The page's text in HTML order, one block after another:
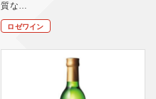
質な…
ロゼワイン